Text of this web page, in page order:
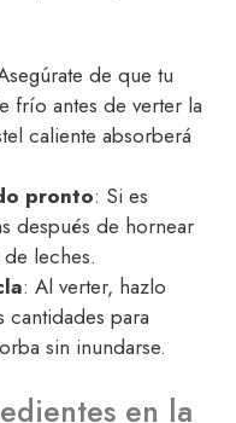
de que tu
frío antes de verter la
caliente absorberá
pronto: Si es
después de hornear
leches.
: Al verter, hazlo
cantidades para
sin inundarse.
en la